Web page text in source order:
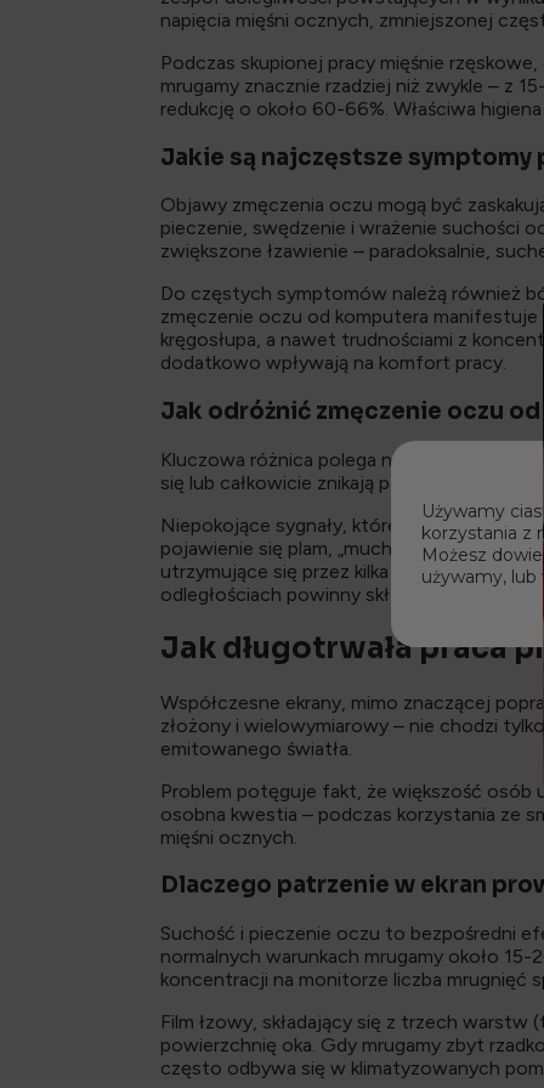
napięcia mięśni ocznych, zmniejszonej
Podczas skupionej pracy mięśnie
mrugamy znacznie rzadziej niż zwykle – z
redukcję o około 60-66%. Właściwa
Jakie są najczęstsze symptomy
Objawy zmęczenia oczu mogą być
pieczenie, swędzenie i wrażenie suchości
zwiększone łzawienie – paradoksalnie,
Do częstych symptomów należą również
zmęczenie oczu od komputera manifestuje
kręgosłupa, a nawet trudnościami z
dodatkowo wpływają na komfort pracy.
Jak odróżnić zmęczenie oczu
Kluczowa różnica polega na charakterze i
się lub całkowicie znikają po
Niepokojące sygnały, które wymagają
pojawienie się plam, „much” lub błysków
utrzymujące się przez kilka dni czerwone
odległościach powinny skłonić do wizyty u
Jak długotrwała praca
Współczesne ekrany, mimo znaczącej
złożony i wielowymiarowy – nie chodzi
emitowanego światła.
Problem potęguje fakt, że większość osób
osobna kwestia – podczas korzystania ze
mięśni ocznych.
Dlaczego patrzenie w ekran
Suchość i pieczenie oczu to bezpośredni
normalnych warunkach mrugamy około
koncentracji na monitorze liczba mrugnięć
Film łzowy, składający się z trzech
powierzchnię oka. Gdy mrugamy zbyt
często odbywa się w klimatyzowanych
Używamy
korzystania z
Możesz
używamy, lub